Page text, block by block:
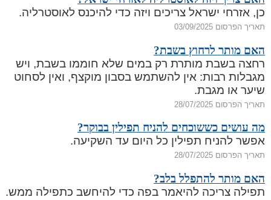
כן, אזרחי ישראל צריכים ויזה כדי להיכנס לאוסטרליה.
תאריך הפרסום 03/09/2025
האם מותר לרחוץ בשבת?
רחצה בשבת מותרת רק במים שלא חוממו בשבת, ויש
מגבלות רבות: אין להשתמש בסבון מוקצף, ואין לסחוט
שיער או מגבת.
תאריך הפרסום 28/07/2025
מה עושים כששוכחים להניח תפילין בבוקר?
אפשר להניח תפילין כל היום עד השקיעה.
תאריך הפרסום 28/07/2025
האם מותר להתפלל בלב?
תפילה צריכה להיאמר בפה כדי להיחשב כתפילה ממש.